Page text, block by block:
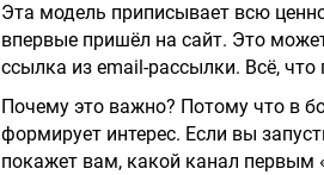
Эта модель приписывает всю
впервые пришёл на сайт. Это
ссылка из email-рассылки. Всё,
Почему это важно? Потому что в
формирует интерес. Если вы
покажет вам, какой канал первым